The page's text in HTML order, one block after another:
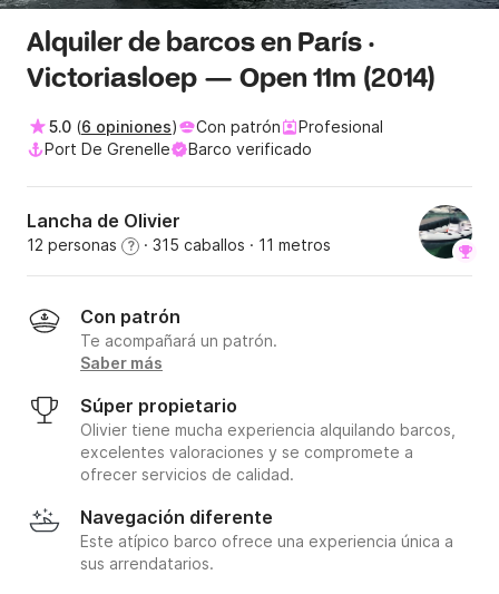
Alquiler de barcos en París ·
Victoriasloep — Open 11m (2014)
5.0 (6 opiniones) Con patrón
Profesional
Port De Grenelle
Barco verificado
Lancha de Olivier
12 personas ? · 315 caballos · 11 metros
Con patrón
Te acompañará un patrón.
Saber más
Súper propietario
Olivier tiene mucha experiencia alquilando barcos,
excelentes valoraciones y se compromete a
ofrecer servicios de calidad.
Navegación diferente
Este atípico barco ofrece una experiencia única a
sus arrendatarios.